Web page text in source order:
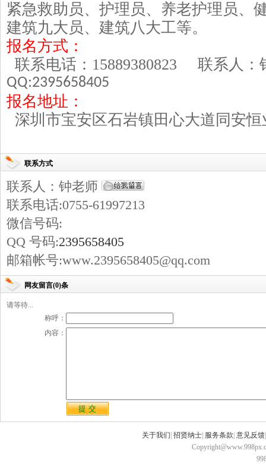
紧急救助员、护理员、养老护理员、
建筑九大员、建筑八大工等。
报名方式：
联系电话： 15889380823 联系人
QQ:2395658405
报名地址：
深圳市宝安区石岩镇田心大道同安
联系方式
联系人：钟老师
联系电话:0755-61997213
微信号码:
QQ 号码:2395658405
邮箱帐号:www.2395658405@qq.com
网友留言(0)条
请等待...
称呼：
内容：
关于我们 招贤纳士 服务条款 意见反馈